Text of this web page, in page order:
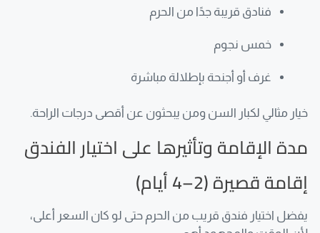
فنادق قريبة جدًا من الحرم
خمس نجوم
غرف أو أجنحة بإطلالة مباشرة
خيار مثالي لكبار السن ومن يبحثون عن أقصى درجات الراحة.
مدة الإقامة وتأثيرها على اختيار الفندق
إقامة قصيرة (2–4 أيام)
يفضل اختيار فندق قريب من الحرم حتى لو كان السعر أعلى،